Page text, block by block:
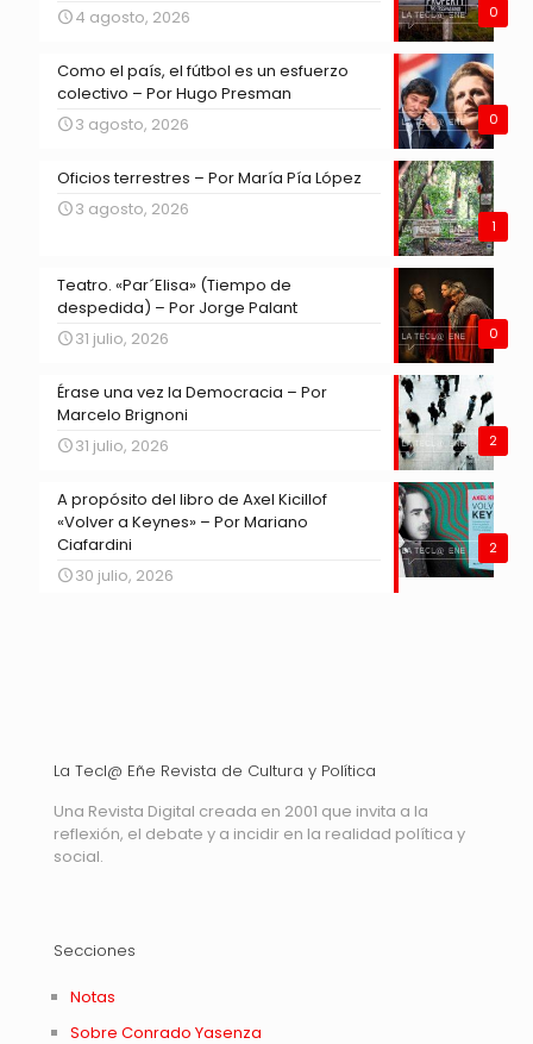
0
4 agosto, 2026
0
Como el país, el fútbol es un esfuerzo
colectivo – Por Hugo Presman
3 agosto, 2026
1
Oficios terrestres – Por María Pía López
3 agosto, 2026
0
Teatro. «Par´Elisa» (Tiempo de
despedida) – Por Jorge Palant
31 julio, 2026
2
Érase una vez la Democracia – Por
Marcelo Brignoni
31 julio, 2026
2
A propósito del libro de Axel Kicillof
«Volver a Keynes» – Por Mariano
Ciafardini
30 julio, 2026
La Tecl@ Eñe Revista de Cultura y Política
Una Revista Digital creada en 2001 que invita a la
reflexión, el debate y a incidir en la realidad política y
social.
Secciones
Notas
Sobre Conrado Yasenza